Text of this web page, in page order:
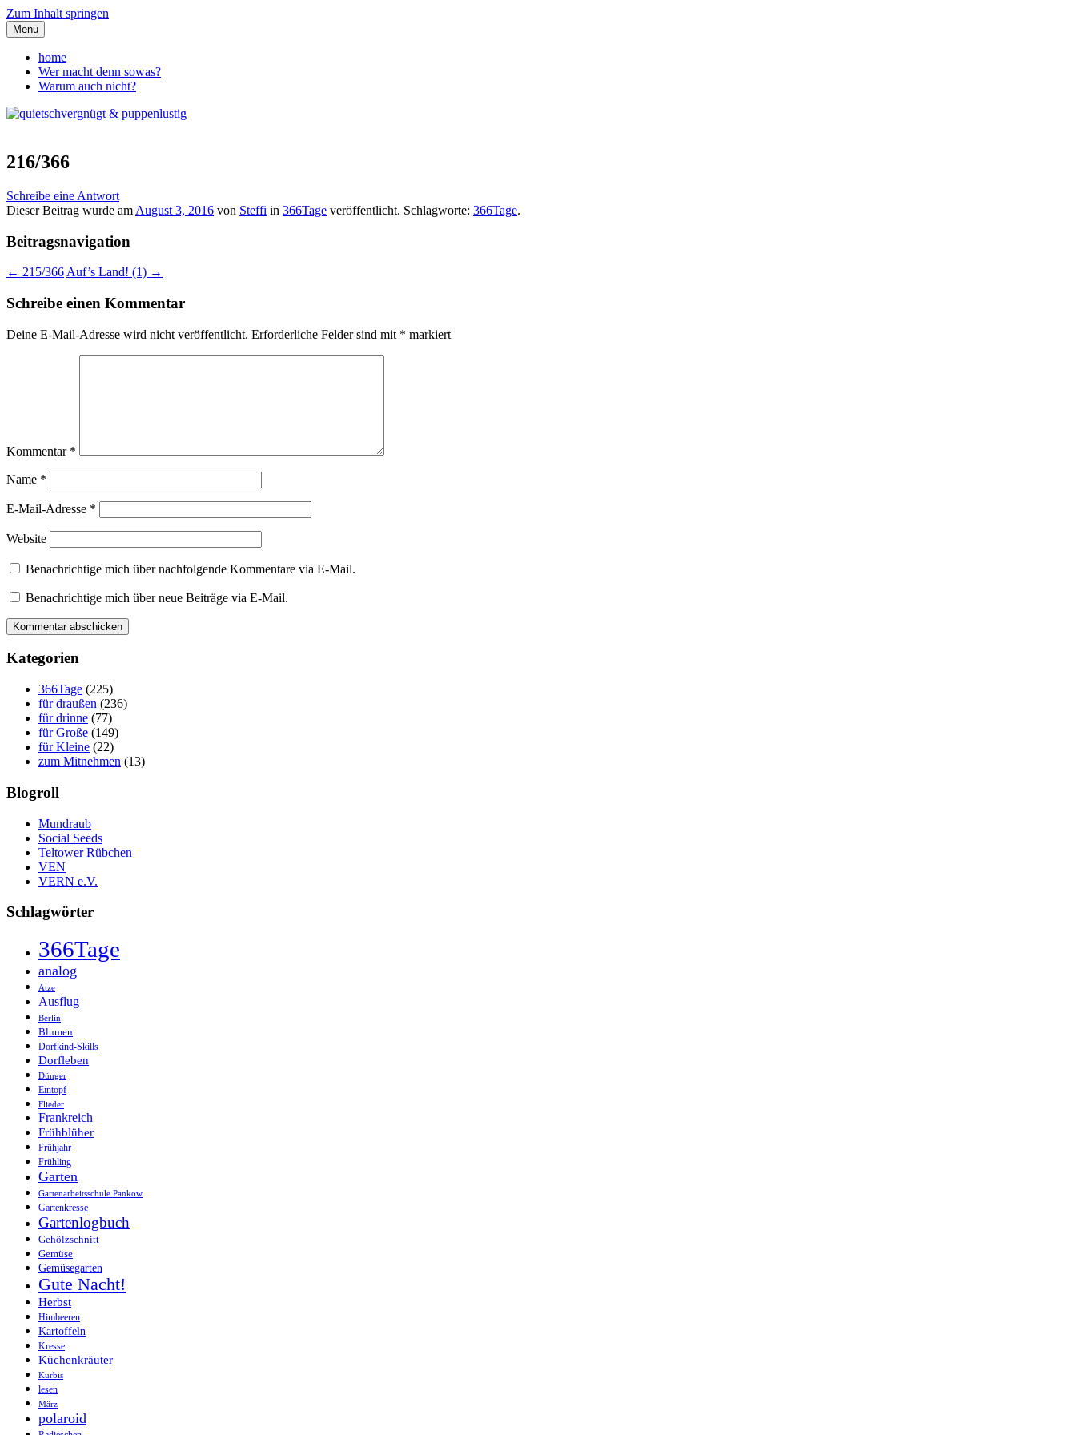
Zum Inhalt springen
quietschvergnügt & puppenlustig
Menü
home
Wer macht denn sowas?
Warum auch nicht?
216/366
Schreibe eine Antwort
Dieser Beitrag wurde am August 3, 2016 von Steffi in 366Tage veröffentlicht. Schlagworte: 366Tage.
Beitragsnavigation
← 215/366 Auf’s Land! (1) →
Schreibe einen Kommentar
Deine E-Mail-Adresse wird nicht veröffentlicht. Erforderliche Felder sind mit * markiert
Kommentar *
Name *
E-Mail-Adresse *
Website
Benachrichtige mich über nachfolgende Kommentare via E-Mail.
Benachrichtige mich über neue Beiträge via E-Mail.
Kategorien
366Tage (225)
für draußen (236)
für drinne (77)
für Große (149)
für Kleine (22)
zum Mitnehmen (13)
Blogroll
Mundraub
Social Seeds
Teltower Rübchen
VEN
VERN e.V.
Schlagwörter
366Tage
analog
Atze
Ausflug
Berlin
Blumen
Dorfkind-Skills
Dorfleben
Dünger
Eintopf
Flieder
Frankreich
Frühblüher
Frühjahr
Frühling
Garten
Gartenarbeitsschule Pankow
Gartenkresse
Gartenlogbuch
Gehölzschnitt
Gemüse
Gemüsegarten
Gute Nacht!
Herbst
Himbeeren
Kartoffeln
Kresse
Küchenkräuter
Kürbis
lesen
März
polaroid